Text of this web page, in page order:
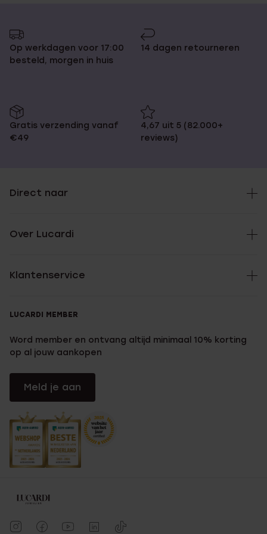
Op werkdagen voor 17:00
besteld, morgen in huis
14 dagen retourneren
Gratis verzending vanaf
€49
4,67 uit 5 (82.000+
reviews)
Direct naar
Over Lucardi
Klantenservice
LUCARDI MEMBER
Word member en ontvang altijd minimaal 10% korting
op al jouw aankopen
Meld je aan